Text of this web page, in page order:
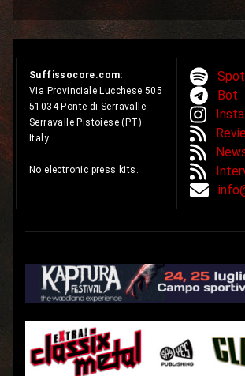
Suffissocore.com:
Via Provinciale Lucchese 505
51034 Ponte di Serravalle
Serravalle Pistoiese (PT)
Italy
No electronic press kits.
Bot
Insta